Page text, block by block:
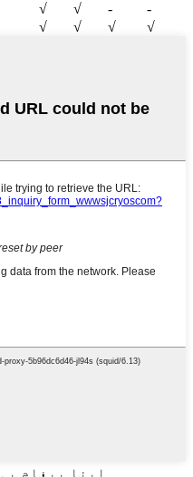
√ √ -
-
√ √ √ √
اپنا پیغام